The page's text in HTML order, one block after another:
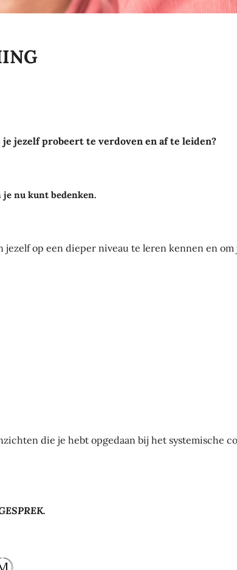
jezelf probeert te verdoven en af te leiden?
je nu kunt bedenken.
op een dieper niveau te leren kennen en om
die je hebt opgedaan bij het systemische